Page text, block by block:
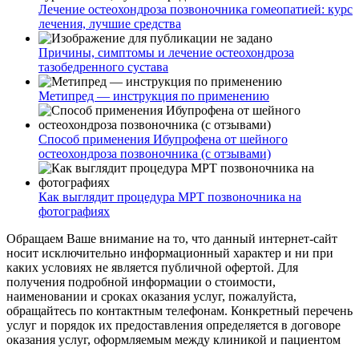
Лечение остеохондроза позвоночника гомеопатией: курс
лечения, лучшие средства
Причины, симптомы и лечение остеохондроза
тазобедренного сустава
Метипред — инструкция по применению
Способ применения Ибупрофена от шейного
остеохондроза позвоночника (с отзывами)
Как выглядит процедура МРТ позвоночника на
фотографиях
Обращаем Ваше внимание на то, что данный интернет-сайт
носит исключительно информационный характер и ни при
каких условиях не является публичной офертой. Для
получения подробной информации о стоимости,
наименовании и сроках оказания услуг, пожалуйста,
обращайтесь по контактным телефонам. Конкретный перечень
услуг и порядок их предоставления определяется в договоре
оказания услуг, оформляемым между клиникой и пациентом